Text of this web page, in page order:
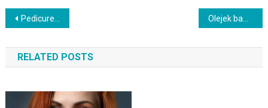
Nawigacja
wpisu
Pedicure żelowy – co warto wiedzieć o zabiegu i jego korzyściach?
RELATED POSTS